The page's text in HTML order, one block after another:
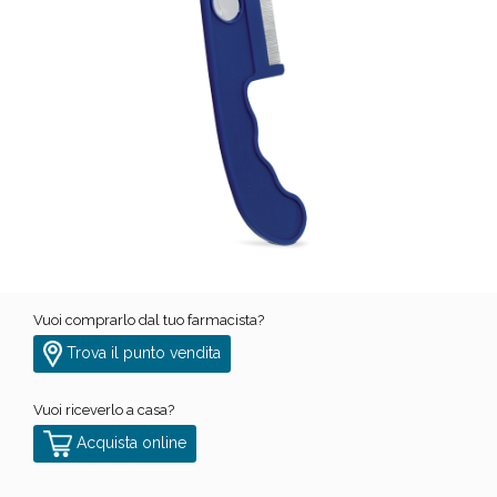
Vuoi comprarlo dal tuo farmacista?
Trova il punto vendita
Vuoi riceverlo a casa?
Acquista online